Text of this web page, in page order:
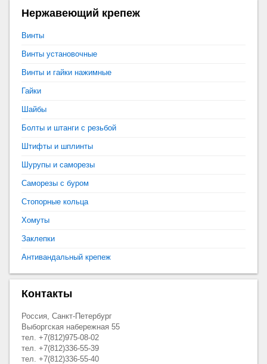
Нержавеющий крепеж
Винты
Винты установочные
Винты и гайки нажимные
Гайки
Шайбы
Болты и штанги с резьбой
Штифты и шплинты
Шурупы и саморезы
Саморезы с буром
Стопорные кольца
Хомуты
Заклепки
Антивандальный крепеж
Контакты
Россия, Санкт-Петербург
Выборгская набережная 55
тел. +7(812)975-08-02
тел. +7(812)336-55-39
тел. +7(812)336-55-40